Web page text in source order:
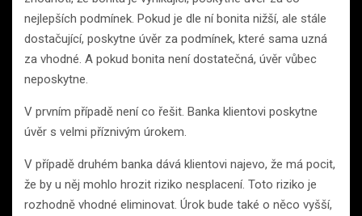
nejlepších podmínek. Pokud je dle ní bonita nižší, ale stále
dostačující, poskytne úvěr za podmínek, které sama uzná
za vhodné. A pokud bonita není dostatečná, úvěr vůbec
neposkytne.
V prvním případě není co řešit. Banka klientovi poskytne
úvěr s velmi příznivým úrokem.
V případě druhém banka dává klientovi najevo, že má pocit,
že by u něj mohlo hrozit riziko nesplacení. Toto riziko je
rozhodně vhodné eliminovat. Úrok bude také o něco vyšší,